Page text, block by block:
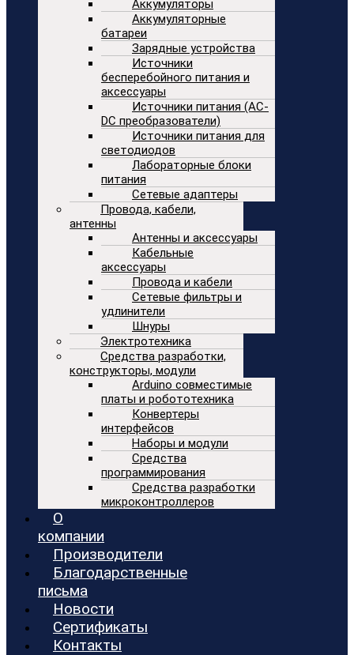
Аккумуляторы
Аккумуляторные
батареи
Зарядные устройства
Источники
бесперебойного питания и
аксессуары
Источники питания (AC-
DC преобразователи)
Источники питания для
светодиодов
Лабораторные блоки
питания
Сетевые адаптеры
Провода, кабели,
антенны
Антенны и аксессуары
Кабельные
аксессуары
Провода и кабели
Сетевые фильтры и
удлинители
Шнуры
Электротехника
Средства разработки,
конструкторы, модули
Arduino совместимые
платы и робототехника
Конвертеры
интерфейсов
Наборы и модули
Средства
программирования
Средства разработки
микроконтроллеров
О
компании
Производители
Благодарственные
письма
Новости
Сертификаты
Контакты